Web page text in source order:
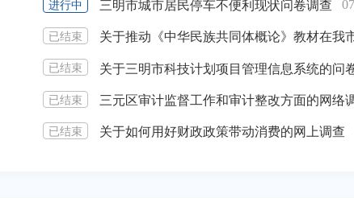
进行中 三明市城市居民停车不便利现状问卷调查
已结束
已结束 关于三明市科技计划项目管理信息系统的问
已结束 三元区审计监督工作和审计整改方面的网络
已结束 关于如何用好财政政策带动消费的网上调查